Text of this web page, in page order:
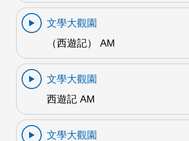
文學大觀園
（西遊記） AM
文學大觀園
西遊記 AM
文學大觀園